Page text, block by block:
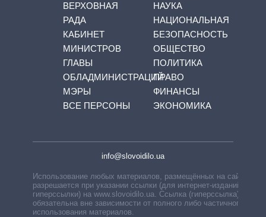
ВЕРХОВНАЯ
РАДА
КАБИНЕТ
МИНИСТРОВ
ГЛАВЫ
ОБЛАДМИНИСТРАЦИЙ
МЭРЫ
ВСЕ ПЕРСОНЫ
НАУКА
НАЦИОНАЛЬНАЯ
БЕЗОПАСНОСТЬ
ОБЩЕСТВО
ПОЛИТИКА
ПРАВО
ФИНАНСЫ
ЭКОНОМИКА
info@slovoidilo.ua
Использование любых материалов, размещённых на сайте,
разрешается при указании ссылки (для интернет-изданий —
гиперссылки) на www.slovoidilo.ua. Ссылка (гиперссылка)
обязательна вне зависимости от полного либо частичного
использования материалов.